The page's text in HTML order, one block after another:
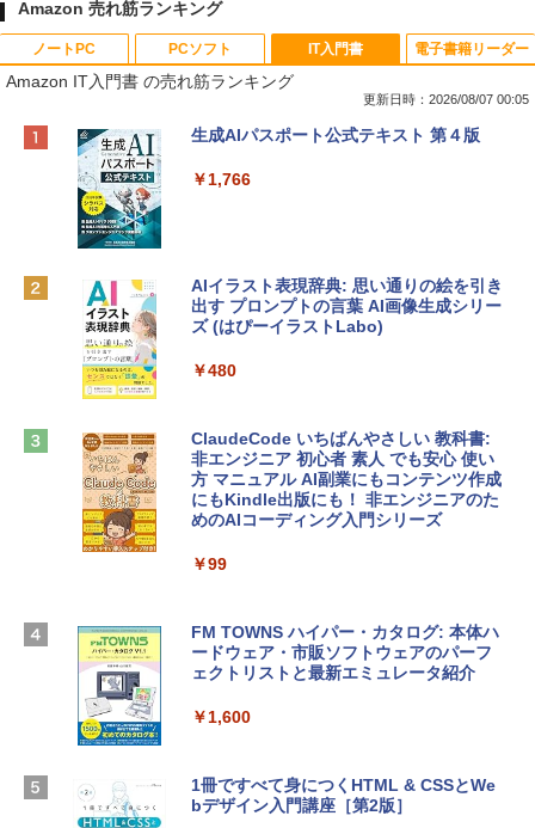
Amazon 売れ筋ランキング
ノートPC
Apple 2026 MacBook Neo A18 Proチッ
e Intelligence、Liquid Retinaディスプ
￥162,598
tomtoc 360°保護 15.6 16インチ パソコ
￥2,952
Apple 2026 MacBook Air M5チップ搭載
igence、13.6インチLiquid Retinaディ
ラ、Touch ID - ミッドナイト + 3年延長
AppleCare+ for 13インチMacBook Air
(M5)|ダウンロード版
￥347,600
【Amazon.co.jp限定】 HP ノートパソコ
ン 15-fd 15.6インチ 16GBメモリ 512GB
SSD インテル Core 5
PCソフト
Robloxギフトカード - 800 Robux 【限
インゲームコード】 ロブロックス | オン
Robloxギフトカード - 2,000 Robux 【限
定バーチャルアイテムを含む】 【オンラ
ラインコード版
Microsoft Office Home & Business 202
4(最新 永続版)|オンラインコード版|Wind
ows11、10/mac対応|PC2台
￥39,582
Robloxギフトカード - 1000 Robux 【限
定バーチャルアイテムを含む】 【オンラ
インゲームコード】 ロブロックス |オン
Microsoft Office Home 2024(最新 永続
IT入門書
Amazon IT入門書 の売れ筋ランキング
更新日時：2026/08/07 00:05
生成AIパスポート公式テキスト 第４版
￥1,766
AIイラスト表現辞典: 思い通りの絵を引き
出す プロンプトの言葉 AI画像生成シリー
ズ (はぴーイラストLabo)
￥480
ClaudeCode いちばんやさしい 教科書:
非エンジニア 初心者 素人 でも安心 使い
方 マニュアル AI副業にもコンテンツ作成
にもKindle出版にも！ 非エンジニアのた
めのAIコーディング入門シリーズ
￥99
FM TOWNS ハイパー・カタログ: 本体ハ
ードウェア・市販ソフトウェアのパーフ
ェクトリストと最新エミュレータ紹介
￥1,600
1冊ですべて身につくHTML & CSSとWe
bデザイン入門講座［第2版］
電子書籍リーダー